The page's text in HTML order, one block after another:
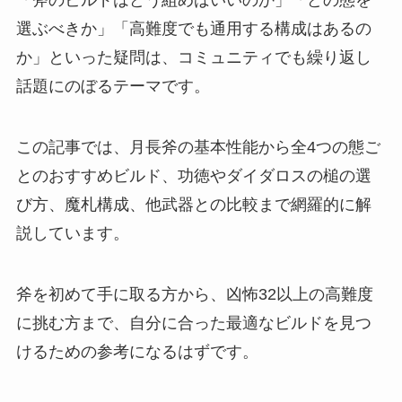
選ぶべきか」「高難度でも通用する構成はあるの
か」といった疑問は、コミュニティでも繰り返し
話題にのぼるテーマです。
この記事では、月長斧の基本性能から全4つの態ご
とのおすすめビルド、功徳やダイダロスの槌の選
び方、魔札構成、他武器との比較まで網羅的に解
説しています。
斧を初めて手に取る方から、凶怖32以上の高難度
に挑む方まで、自分に合った最適なビルドを見つ
けるための参考になるはずです。